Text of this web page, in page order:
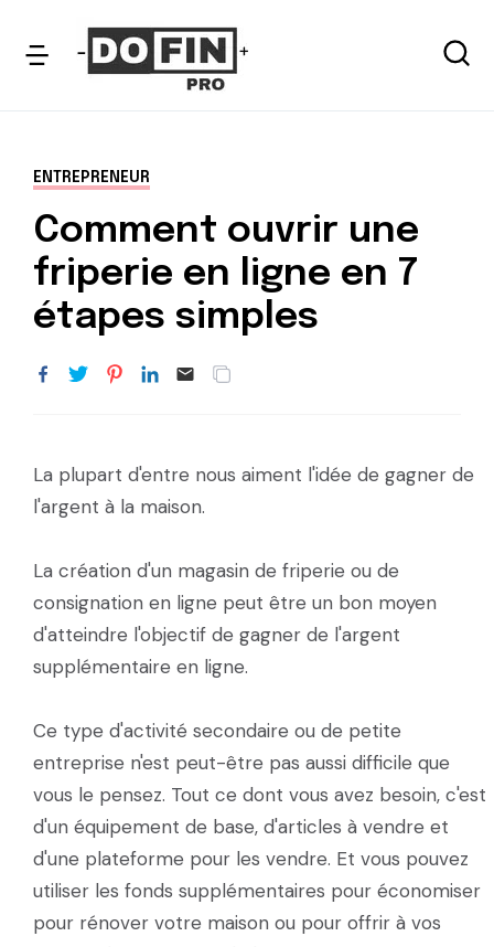
ENTREPRENEUR
Comment ouvrir une
friperie en ligne en 7
étapes simples
La plupart d'entre nous aiment l'idée de gagner de
l'argent à la maison.
La création d'un magasin de friperie ou de
consignation en ligne peut être un bon moyen
d'atteindre l'objectif de gagner de l'argent
supplémentaire en ligne.
Ce type d'activité secondaire ou de petite
entreprise n'est peut-être pas aussi difficile que
vous le pensez. Tout ce dont vous avez besoin, c'est
d'un équipement de base, d'articles à vendre et
d'une plateforme pour les vendre. Et vous pouvez
utiliser les fonds supplémentaires pour économiser
pour rénover votre maison ou pour offrir à vos